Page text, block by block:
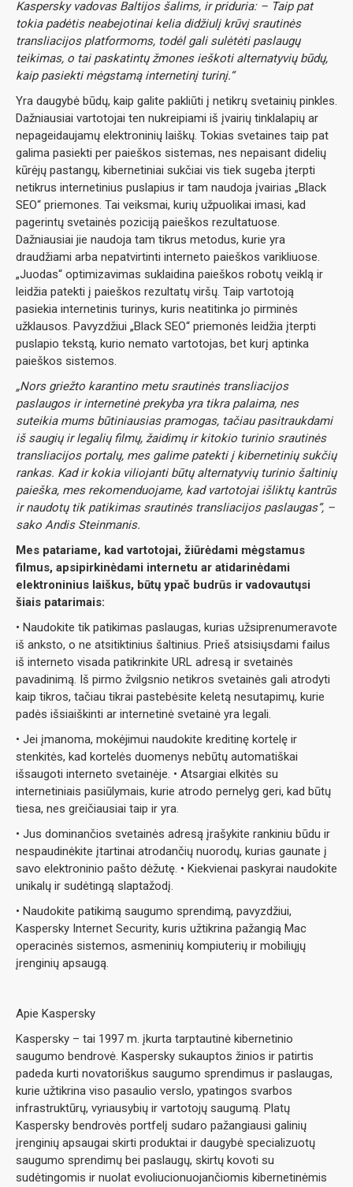
Kaspersky vadovas Baltijos šalims, ir priduria: – Taip pat
tokia padėtis neabejotinai kelia didžiulį krūvį srautinės
transliacijos platformoms, todėl gali sulėtėti paslaugų
teikimas, o tai paskatintų žmones ieškoti alternatyvių būdų,
kaip pasiekti mėgstamą internetinį turinį.“
Yra daugybė būdų, kaip galite pakliūti į netikrų svetainių pinkles.
Dažniausiai vartotojai ten nukreipiami iš įvairių tinklalapių ar
nepageidaujamų elektroninių laiškų. Tokias svetaines taip pat
galima pasiekti per paieškos sistemas, nes nepaisant didelių
kūrėjų pastangų, kibernetiniai sukčiai vis tiek sugeba įterpti
netikrus internetinius puslapius ir tam naudoja įvairias „Black
SEO“ priemones. Tai veiksmai, kurių užpuolikai imasi, kad
pagerintų svetainės poziciją paieškos rezultatuose.
Dažniausiai jie naudoja tam tikrus metodus, kurie yra
draudžiami arba nepatvirtinti interneto paieškos varikliuose.
„Juodas“ optimizavimas suklaidina paieškos robotų veiklą ir
leidžia patekti į paieškos rezultatų viršų. Taip vartotoją
pasiekia internetinis turinys, kuris neatitinka jo pirminės
užklausos. Pavyzdžiui „Black SEO“ priemonės leidžia įterpti
puslapio tekstą, kurio nemato vartotojas, bet kurį aptinka
paieškos sistemos.
„Nors griežto karantino metu srautinės transliacijos
paslaugos ir internetinė prekyba yra tikra palaima, nes
suteikia mums būtiniausias pramogas, tačiau pasitraukdami
iš saugių ir legalių filmų, žaidimų ir kitokio turinio srautinės
transliacijos portalų, mes galime patekti į kibernetinių sukčių
rankas. Kad ir kokia viliojanti būtų alternatyvių turinio šaltinių
paieška, mes rekomenduojame, kad vartotojai išliktų kantrūs
ir naudotų tik patikimas srautinės transliacijos paslaugas“, –
sako Andis Steinmanis.
Mes patariame, kad vartotojai, žiūrėdami mėgstamus
filmus, apsipirkinėdami internetu ar atidarinėdami
elektroninius laiškus, būtų ypač budrūs ir vadovautųsi
šiais patarimais:
• Naudokite tik patikimas paslaugas, kurias užsiprenumeravote
iš anksto, o ne atsitiktinius šaltinius. Prieš atsisiųsdami failus
iš interneto visada patikrinkite URL adresą ir svetainės
pavadinimą. Iš pirmo žvilgsnio netikros svetainės gali atrodyti
kaip tikros, tačiau tikrai pastebėsite keletą nesutapimų, kurie
padės išsiaiškinti ar internetinė svetainė yra legali.
• Jei įmanoma, mokėjimui naudokite kreditinę kortelę ir
stenkitės, kad kortelės duomenys nebūtų automatiškai
išsaugoti interneto svetainėje. • Atsargiai elkitės su
internetiniais pasiūlymais, kurie atrodo pernelyg geri, kad būtų
tiesa, nes greičiausiai taip ir yra.
• Jus dominančios svetainės adresą įrašykite rankiniu būdu ir
nespaudinėkite įtartinai atrodančių nuorodų, kurias gaunate į
savo elektroninio pašto dėžutę. • Kiekvienai paskyrai naudokite
unikalų ir sudėtingą slaptažodį.
• Naudokite patikimą saugumo sprendimą, pavyzdžiui,
Kaspersky Internet Security, kuris užtikrina pažangią Mac
operacinės sistemos, asmeninių kompiuterių ir mobiliųjų
įrenginių apsaugą.
Apie Kaspersky
Kaspersky – tai 1997 m. įkurta tarptautinė kibernetinio
saugumo bendrovė. Kaspersky sukauptos žinios ir patirtis
padeda kurti novatoriškus saugumo sprendimus ir paslaugas,
kurie užtikrina viso pasaulio verslo, ypatingos svarbos
infrastruktūrų, vyriausybių ir vartotojų saugumą. Platų
Kaspersky bendrovės portfelį sudaro pažangiausi galinių
įrenginių apsaugai skirti produktai ir daugybė specializuotų
saugumo sprendimų bei paslaugų, skirtų kovoti su
sudėtingomis ir nuolat evoliucionuojančiomis kibernetinėmis